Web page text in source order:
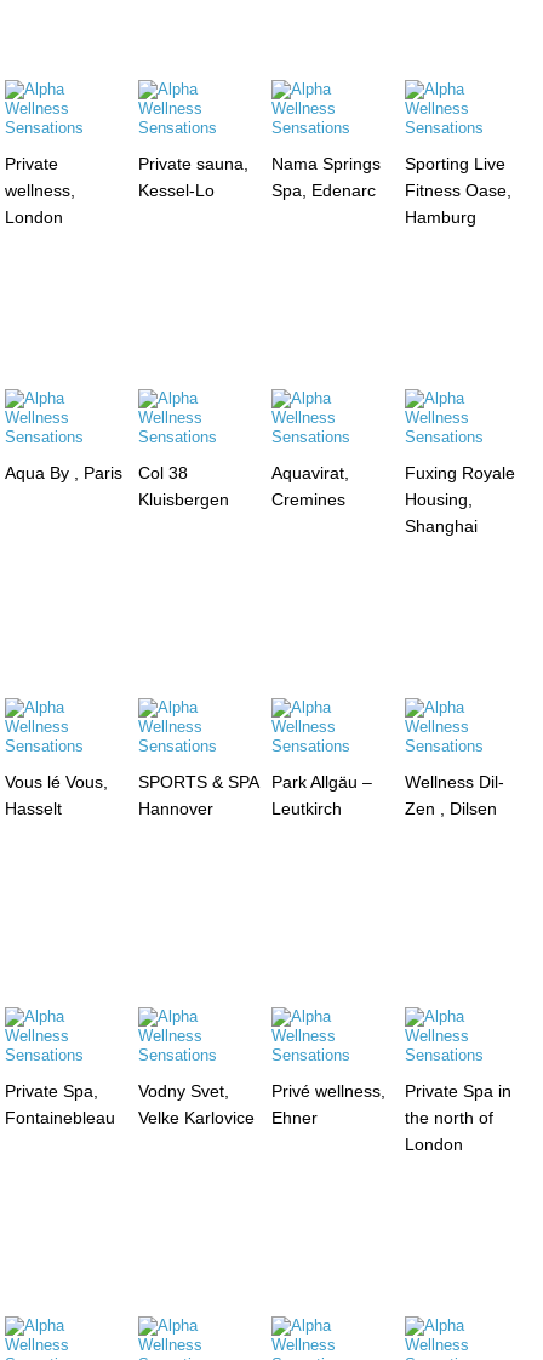
Private
wellness,
London
Private sauna,
Kessel-Lo
Nama Springs
Spa, Edenarc
Sporting Live
Fitness Oase,
Hamburg
Aqua By , Paris
Col 38
Kluisbergen
Aquavirat,
Cremines
Fuxing Royale
Housing,
Shanghai
Vous lé Vous,
Hasselt
SPORTS & SPA
Hannover
Park Allgäu –
Leutkirch
Wellness Dil-
Zen , Dilsen
Private Spa,
Fontainebleau
Vodny Svet,
Velke Karlovice
Privé wellness,
Ehner
Private Spa in
the north of
London